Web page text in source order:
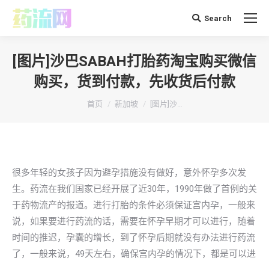
搜 Search
[图片]沙巴SABAH打胎药淘宝购买微信
购买，货到付款，先收货后付款
你在这里：
首页 新加坡 [图片]沙…
很多年轻的女孩子因为避孕措施没有做好，意外怀孕多次发
生。药流在我们国家已经开展了近30年，1990年做了首例的关
于药物流产的报道。进行打胎的条件必须保证宫内孕，一般来
说，如果要进行药流的话，需要在怀孕早期才可以进行，随着
时间的推迟，孕囊的增长，到了怀孕后期就没有办法进行药流
了，一般来说，49天左右，确保宫内孕的情况下，都是可以进